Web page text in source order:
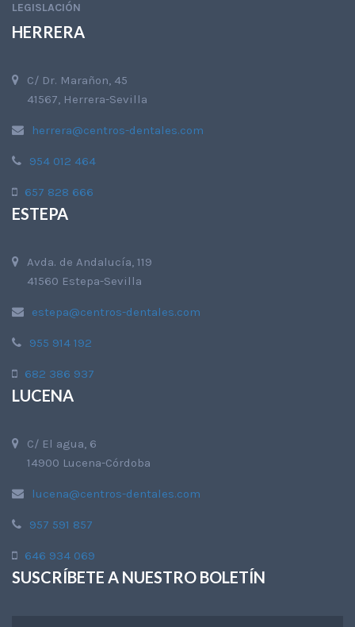
LEGISLACIÓN
HERRERA
C/ Dr. Marañon, 45
41567, Herrera-Sevilla
herrera@centros-dentales.com
954 012 464
657 828 666
ESTEPA
Avda. de Andalucía, 119
41560 Estepa-Sevilla
estepa@centros-dentales.com
955 914 192
682 386 937
LUCENA
C/ El agua, 6
14900 Lucena-Córdoba
lucena@centros-dentales.com
957 591 857
646 934 069
SUSCRÍBETE A NUESTRO BOLETÍN